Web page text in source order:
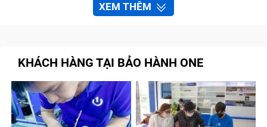
XEM THÊM
KHÁCH HÀNG TẠI BẢO HÀNH ONE